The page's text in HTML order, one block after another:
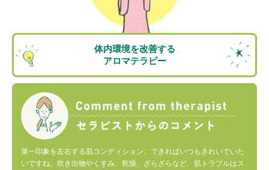
体内環境を改善する
アロマテラピー
第一印象を左右する肌コンディション、できればいつもきれいでいた
いですね。吹き出物やくすみ、乾燥、ざらざらなど、肌トラブルはス